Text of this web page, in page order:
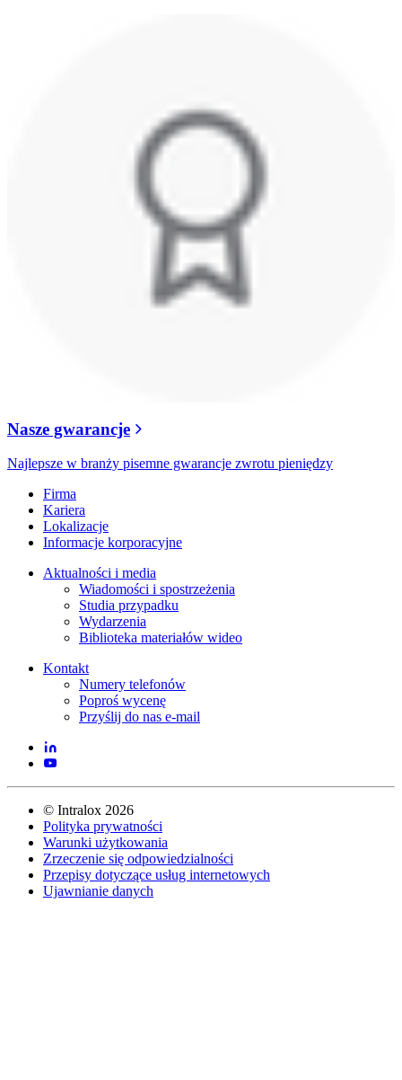
Nasze gwarancje
Najlepsze w branży pisemne gwarancje zwrotu pieniędzy
Firma
Kariera
Lokalizacje
Informacje korporacyjne
Aktualności i media
Wiadomości i spostrzeżenia
Studia przypadku
Wydarzenia
Biblioteka materiałów wideo
Kontakt
Numery telefonów
Poproś wycenę
Przyślij do nas e-mail
© Intralox 2026
Polityka prywatności
Warunki użytkowania
Zrzeczenie się odpowiedzialności
Przepisy dotyczące usług internetowych
Ujawnianie danych